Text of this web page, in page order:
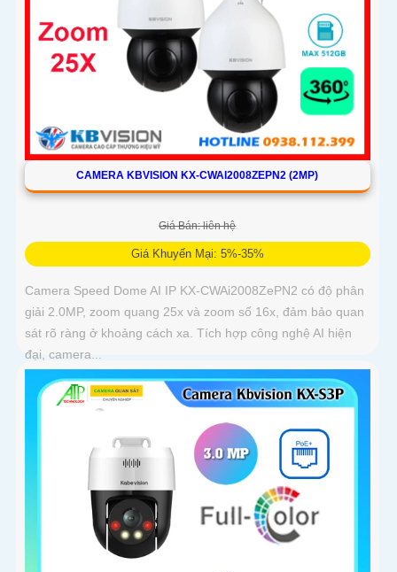
CAMERA KBVISION KX-CWAI2008ZEPN2 (2MP)
Giá Bán: liên hệ
Giá Khuyến Mại: 5%-35%
Camera Speed Dome AI IP KX-CWAi2008ZePN2 có độ phân
giải 2.0MP, zoom quang 25x và zoom số 16x, đảm bảo quan
sát rõ ràng ở khoảng cách xa. Tích hợp công nghệ AI hiện
đại, camera...